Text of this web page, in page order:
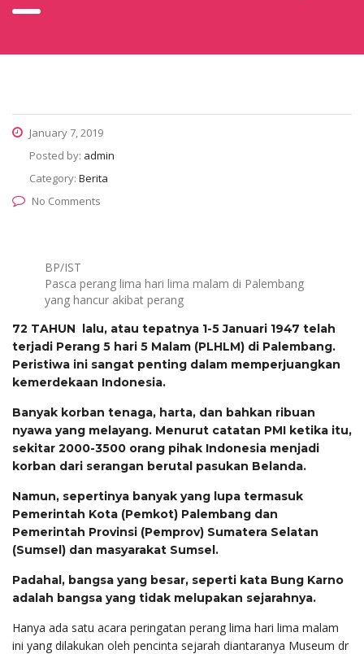
January 7, 2019
Posted by: admin
Category: Berita
No Comments
BP/IST
Pasca perang lima hari lima malam di Palembang
yang hancur akibat perang
72 TAHUN lalu, atau tepatnya 1-5 Januari 1947 telah
terjadi Perang 5 hari 5 Malam (PLHLM) di Palembang.
Peristiwa ini sangat penting dalam memperjuangkan
kemerdekaan Indonesia.
Banyak korban tenaga, harta, dan bahkan ribuan
nyawa yang melayang. Menurut catatan PMI ketika itu,
sekitar 2000-3500 orang pihak Indonesia menjadi
korban dari serangan berutal pasukan Belanda.
Namun, sepertinya banyak yang lupa termasuk
Pemerintah Kota (Pemkot) Palembang dan
Pemerintah Provinsi (Pemprov) Sumatera Selatan
(Sumsel) dan masyarakat Sumsel.
Padahal, bangsa yang besar, seperti kata Bung Karno
adalah bangsa yang tidak melupakan sejarahnya.
Hanya ada satu acara peringatan perang lima hari lima malam
ini yang dilakukan oleh pencinta sejarah diantaranya Museum dr